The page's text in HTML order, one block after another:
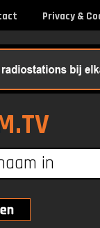
Privacy &